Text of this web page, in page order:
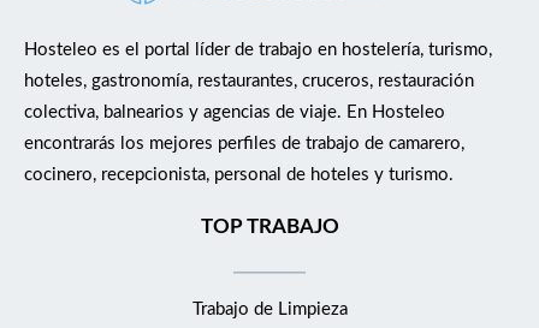
Hosteleo es el portal líder de trabajo en hostelería, turismo,
hoteles, gastronomía, restaurantes, cruceros, restauración
colectiva, balnearios y agencias de viaje. En Hosteleo
encontrarás los mejores perfiles de trabajo de camarero,
cocinero, recepcionista, personal de hoteles y turismo.
TOP TRABAJO
Trabajo de Limpieza